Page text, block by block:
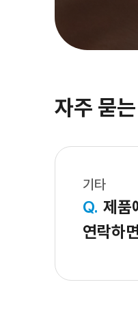
자주 묻
기타
Q. 제품
연락하